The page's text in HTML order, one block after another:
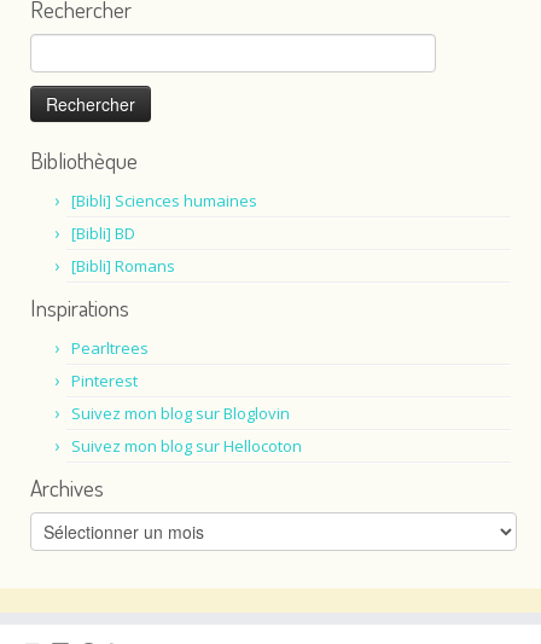
Rechercher
Bibliothèque
[Bibli] Sciences humaines
[Bibli] BD
[Bibli] Romans
Inspirations
Pearltrees
Pinterest
Suivez mon blog sur Bloglovin
Suivez mon blog sur Hellocoton
Archives
Archives